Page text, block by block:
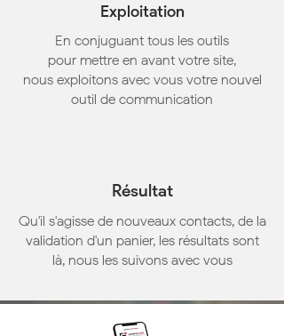
Exploitation
En conjuguant tous les outils
pour mettre en avant votre site,
nous exploitons avec vous votre nouvel
outil de communication
Résultat
Qu'il s'agisse de nouveaux contacts, de la
validation d'un panier, les résultats sont
là, nous les suivons avec vous